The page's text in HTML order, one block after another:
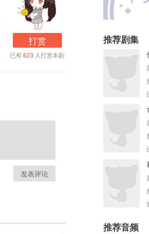
打赏
已有623 人打赏本剧
发表评论
推荐剧集
推荐音频